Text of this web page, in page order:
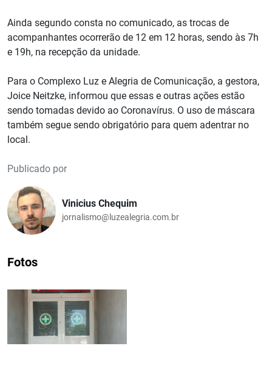
Ainda segundo consta no comunicado, as trocas de
acompanhantes ocorrerão de 12 em 12 horas, sendo às 7h
e 19h, na recepção da unidade.
Para o Complexo Luz e Alegria de Comunicação, a gestora,
Joice Neitzke, informou que essas e outras ações estão
sendo tomadas devido ao Coronavírus. O uso de máscara
também segue sendo obrigatório para quem adentrar no
local.
Publicado por
Vinicius Chequim
jornalismo@luzealegria.com.br
Fotos